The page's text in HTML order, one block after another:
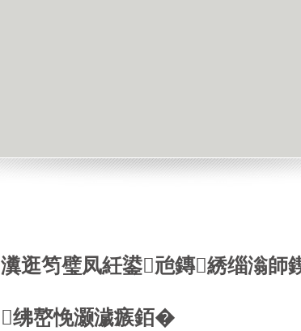
瀵逛笉璧凤紝鍙兘鏄綉缁滃師
绋嶅悗灏濊瘯銆�